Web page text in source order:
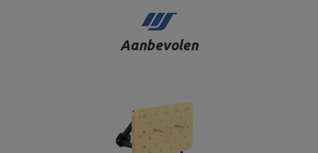
Aanbevolen